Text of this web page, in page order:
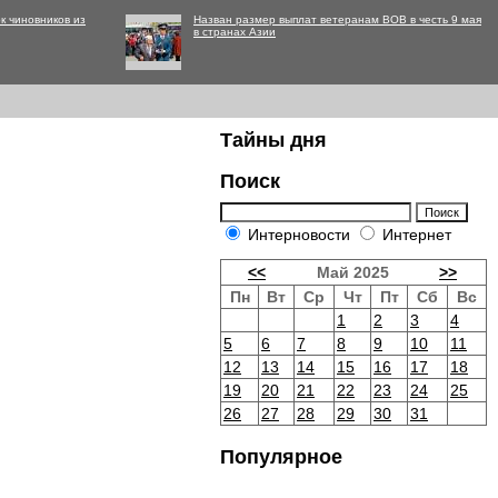
чиновников из
Назван размер выплат ветеранам ВОВ в честь 9 мая
в странах Азии
Тайны дня
Поиск
Интерновости Интернет
<< Май 2025
>>
Пн
Вт Ср Чт Пт Сб
Вс
1
2 3
4
5
6 7 8 9 10
11
12
13 14 15 16 17
18
19
20 21 22 23 24
25
26
27 28 29 30 31
Популярное